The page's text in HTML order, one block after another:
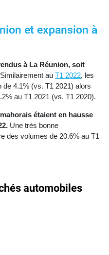
et expansion à
à La Réunion, soit
Similairement au T1 2022, les
4.1% (vs. T1 2021) alors
au T1 2021 (vs. T1 2020).
étaient en hausse
Une très bonne
des volumes de 20.6% au T1